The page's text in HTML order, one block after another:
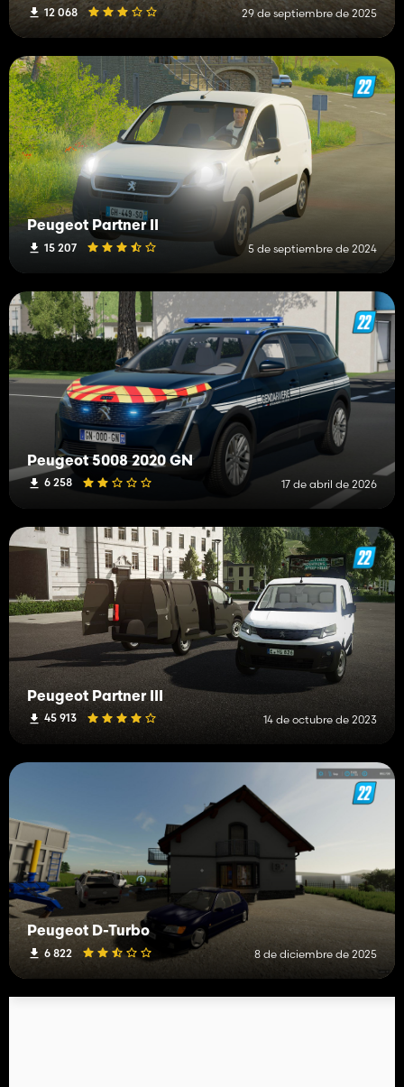
12 068 29 de septiembre de 2025
Peugeot Partner II
15 207 5 de septiembre de 2024
Peugeot 5008 2020 GN
6 258 17 de abril de 2026
Peugeot Partner III
45 913 14 de octubre de 2023
Peugeot D-Turbo
6 822 8 de diciembre de 2025